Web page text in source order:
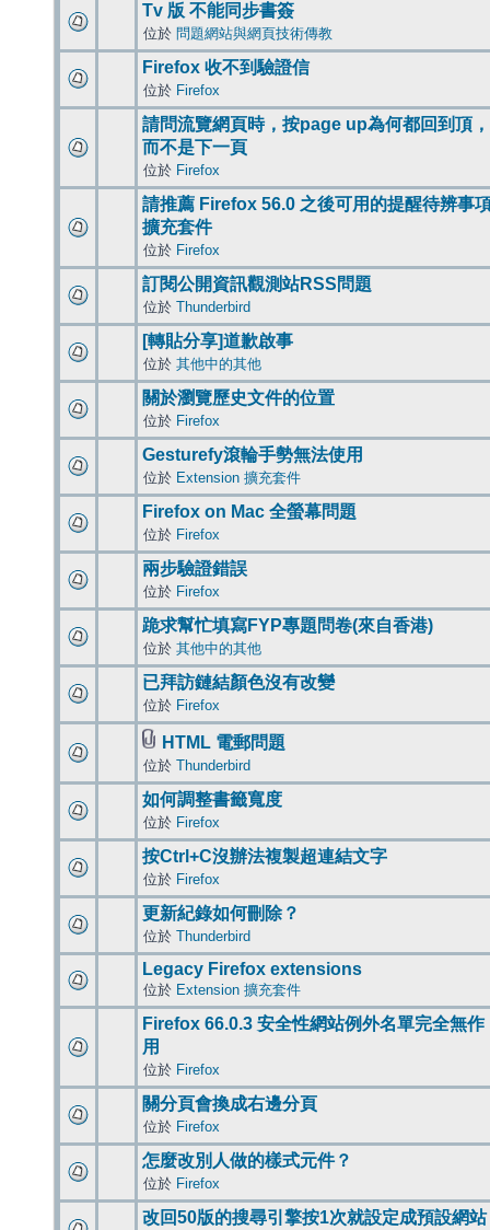
Tv 版 不能同步書簽
位於 問題網站與網頁技術傳教
Firefox 收不到驗證信
位於 Firefox
請問流覽網頁時，按page up為何都回到頂，
而不是下一頁
位於 Firefox
請推薦 Firefox 56.0 之後可用的提醒待辨事
擴充套件
位於 Firefox
訂閱公開資訊觀測站RSS問題
位於 Thunderbird
[轉貼分享]道歉啟事
位於 其他中的其他
關於瀏覽歷史文件的位置
位於 Firefox
Gesturefy滾輪手勢無法使用
位於 Extension 擴充套件
Firefox on Mac 全螢幕問題
位於 Firefox
兩步驗證錯誤
位於 Firefox
跪求幫忙填寫FYP專題問卷(來自香港)
位於 其他中的其他
已拜訪鏈結顏色沒有改變
位於 Firefox
HTML 電郵問題
位於 Thunderbird
如何調整書籤寬度
位於 Firefox
按Ctrl+C沒辦法複製超連結文字
位於 Firefox
更新紀錄如何刪除？
位於 Thunderbird
Legacy Firefox extensions
位於 Extension 擴充套件
Firefox 66.0.3 安全性網站例外名單完全無作
用
位於 Firefox
關分頁會換成右邊分頁
位於 Firefox
怎麼改別人做的樣式元件？
位於 Firefox
改回50版的搜尋引擎按1次就設定成預設網站